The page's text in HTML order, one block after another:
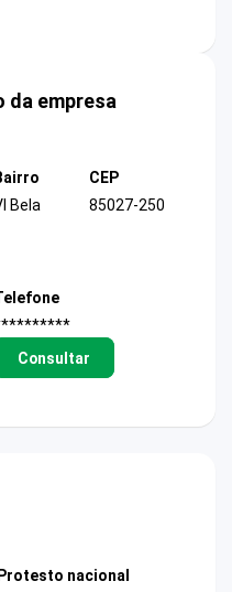
da empresa
Bela
CEP
85027-250
Consultar
Protesto nacional